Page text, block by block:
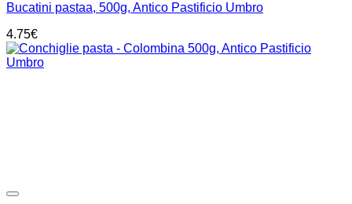
Bucatini pastaa, 500g, Antico Pastificio Umbro
4.75€